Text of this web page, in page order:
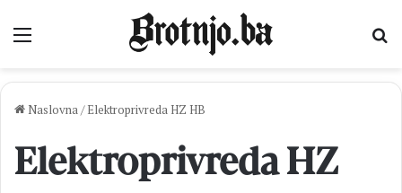
Naslovna/ Elektroprivreda HZ HB
Elektroprivreda HZ